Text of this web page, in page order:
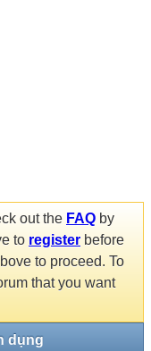
out the FAQ by
to register before
to proceed. To
that you want
dụng